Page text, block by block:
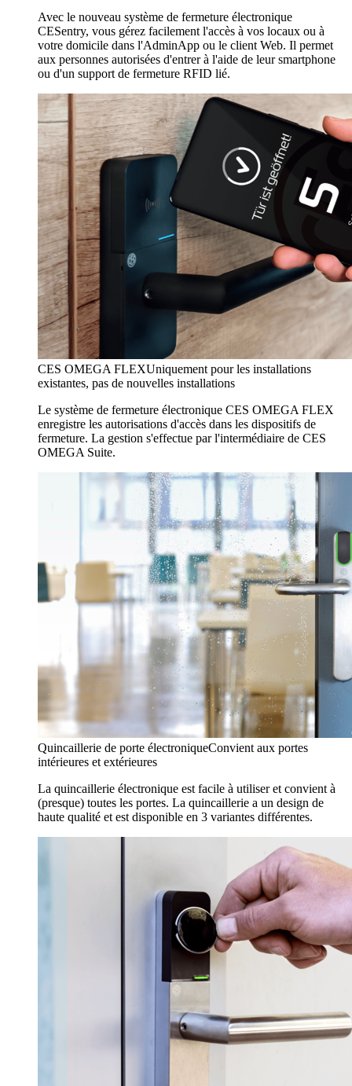
Avec le nouveau système de fermeture électronique
CESentry, vous gérez facilement l'accès à vos locaux ou à
votre domicile dans l'AdminApp ou le client Web. Il permet
aux personnes autorisées d'entrer à l'aide de leur smartphone
ou d'un support de fermeture RFID lié.
CES OMEGA FLEXUniquement pour les installations
existantes, pas de nouvelles installations
Le système de fermeture électronique CES OMEGA FLEX
enregistre les autorisations d'accès dans les dispositifs de
fermeture. La gestion s'effectue par l'intermédiaire de CES
OMEGA Suite.
Quincaillerie de porte électroniqueConvient aux portes
intérieures et extérieures
La quincaillerie électronique est facile à utiliser et convient à
(presque) toutes les portes. La quincaillerie a un design de
haute qualité et est disponible en 3 variantes différentes.